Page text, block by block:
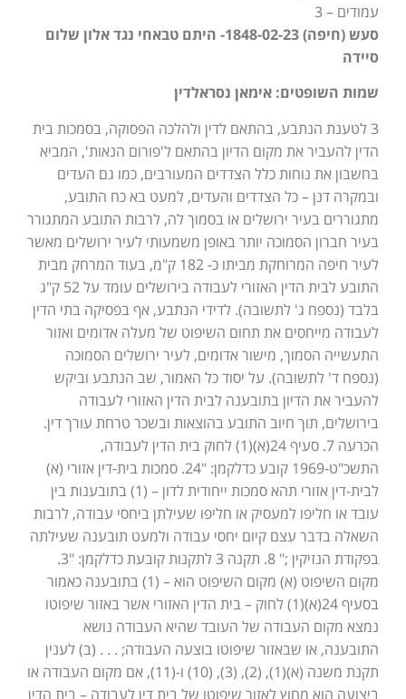
עמודים – 3
סעש (חיפה) 1848-02-23- היתם טבאחי נגד אלון שלום
סיידה
שמות השופטים: אימאן נסראלדין
3 לטענת הנתבע, בהתאם לדין ולהלכה הפסוקה, בסמכות בית
הדין להעביר את מקום הדיון בהתאם ל'פורום הנאות', המביא
בחשבון את נוחות כלל הצדדים המעורבים, כמו גם העדים
ובמקרה דנן – כל הצדדים והעדים, למעט בא כח התובע,
מתגוררים בעיר ירושלים או בסמוך לה, לרבות התובע המתגורר
בעיר חברון הסמוכה יותר באופן משמעותי לעיר ירושלים מאשר
לעיר חיפה המרוחקת מביתו כ- 182 ק"מ, בעוד המרחק מבית
התובע לבית הדין האזורי לעבודה בירושלים עומד על 52 ק"ג
בלבד (נספח ג' לתשובה). לדידי הנתבע, אף בפסיקה בתי הדין
לעבודה מייחסים את תחום השיפוט של מעלה אדומים ואזור
התעשייה הסמוך, מישור אדומים, לעיר ירושלים הסמוכה
(נספח ד' לתשובה). על יסוד כל האמור, שב הנתבע וביקש
להעביר את הדיון בתובענה לבית הדין האזורי לעבודה
בירושלים, תוך חיוב התובע בהוצאות ובשכר טרחת עורך דין.
הכרעה 7. סעיף 24(א)(1) לחוק בית הדין לעבודה,
התשכ"ט-1969 קובע כדלקמן: "24. סמכות בית-דין אזורי (א)
לבית-דין אזורי תהא סמכות ייחודית לדון – (1) בתובענות בין
עובד או חליפו למעסיק או חליפו שעילתן ביחסי עבודה, לרבות
השאלה בדבר עצם קיום יחסי עבודה ולמעט תובענה שעילתה
בפקודת הנזיקין ;" 8. תקנה 3 לתקנות קובעת כדלקמן: "3.
מקום השיפוט (א) מקום השיפוט הוא – (1) בתובענה כאמור
בסעיף 24(א)(1) לחוק – בית הדין האזורי אשר באזור שיפוטו
נמצא מקום העבודה של העובד שהיא העבודה נושא
התובענה, או שבאזור שיפוטו בוצעה העבודה; . . . (ב) לענין
תקנת משנה (א)(1), (2), (3), (10) ו-(11), אם מקום העבודה או
ביצועה הוא מחוץ לאזור שיפוטו של בית דין לעבודה – בית הדין